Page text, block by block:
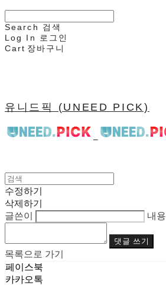
Search
검색
Log In
로그인
Cart 장바구니
유니드픽 (UNEED PICK)
수정하기
삭제하기
글쓴이
내용
댓글 쓰기
목록으로 가기
페이스북
카카오톡